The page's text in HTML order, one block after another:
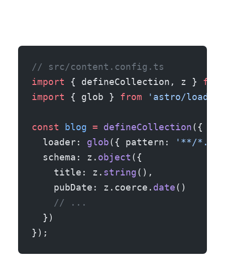
// src/content.config.ts
import { defineCollection, z } from
import { glob } from 'astro/
const blog = defineCollection({
  loader:
glob({ pattern:
'**/
  schema: z.
object ({
    title: z.
string(),
    pubDate: z.coerce.
date()
    // ...
  })
});